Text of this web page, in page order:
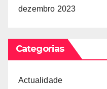
dezembro 2023
Categorias
Actualidade